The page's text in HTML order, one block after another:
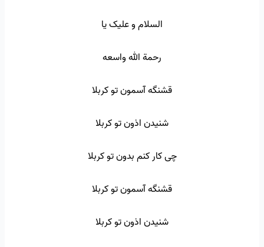
السلام و علیک یا
رحمة الله واسعه
قشنگه آسمون تو کربلا
شنیدن اذون تو کربلا
چی کار کنم بدون تو کربلا
قشنگه آسمون تو کربلا
شنیدن اذون تو کربلا